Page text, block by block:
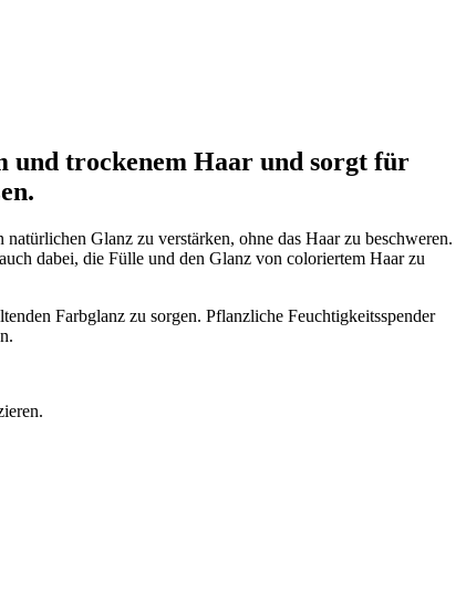
und trockenem Haar und sorgt für
Glanz zu verstärken, ohne das Haar zu beschweren.
dabei, die Fülle und den Glanz von coloriertem Haar zu
Farbglanz zu sorgen. Pflanzliche Feuchtigkeitsspender